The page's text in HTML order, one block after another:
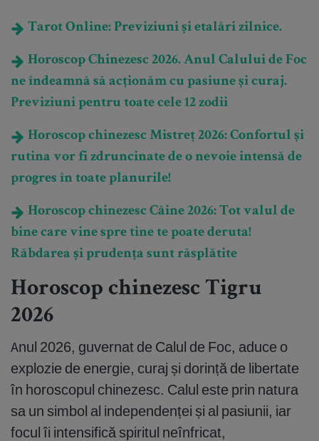
Tarot Online: Previziuni și etalări zilnice.
Horoscop Chinezesc 2026. Anul Calului de Foc
ne îndeamnă să acționăm cu pasiune și curaj.
Previziuni pentru toate cele 12 zodii
Horoscop chinezesc Mistreț 2026: Confortul și
rutina vor fi zdruncinate de o nevoie intensă de
progres în toate planurile!
Horoscop chinezesc Câine 2026: Tot valul de
bine care vine spre tine te poate deruta!
Răbdarea și prudența sunt răsplătite
Horoscop chinezesc Tigru
2026
Anul 2026, guvernat de Calul de Foc, aduce o
explozie de energie, curaj și dorință de libertate
în horoscopul chinezesc. Calul este prin natura
sa un simbol al independenței și al pasiunii, iar
focul îi intensifică spiritul neînfricat,